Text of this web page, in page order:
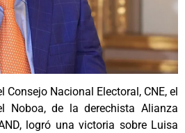
Consejo Nacional Electoral, CNE, el
Noboa, de la derechista Alianza
logró una victoria sobre Luisa